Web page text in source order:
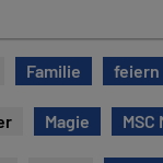
Familie feiern
Magie MSC